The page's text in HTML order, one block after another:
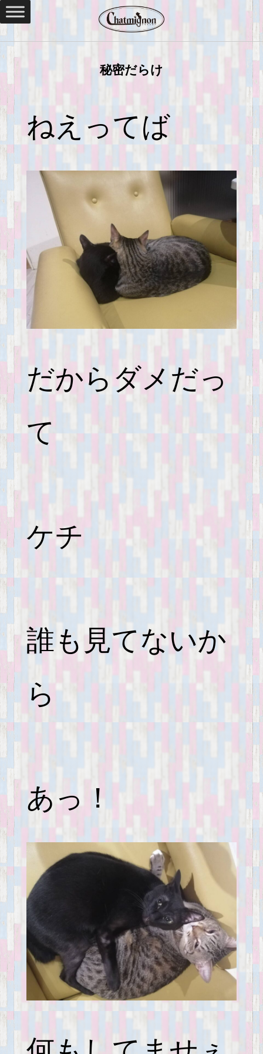
秘密だらけ
ねえってば
だからダメだっ
て
ケチ
誰も見てないか
ら
あっ！